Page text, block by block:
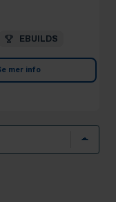
Se mer info